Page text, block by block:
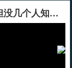
几个人知道!